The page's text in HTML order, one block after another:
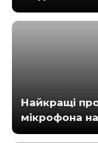
Найкращі
мікрофона